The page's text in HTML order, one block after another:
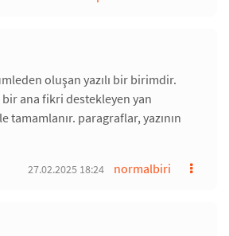
oluşan yazılı bir birimdir.
ana fikri destekleyen yan
paragraflar, yazının
normalbiri
27.02.2025 18:24